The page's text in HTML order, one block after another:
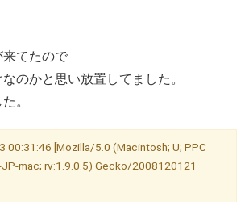
てたので
のかと思い放置してました。
。
00:31:46 [Mozilla/5.0 (Macintosh; U; PPC
JP-mac; rv:1.9.0.5) Gecko/2008120121